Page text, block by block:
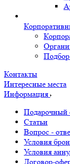
Контакты
Интересные места
Информация
Подарочный
Статьи
Вопрос -
Условия
Условия
Договор-